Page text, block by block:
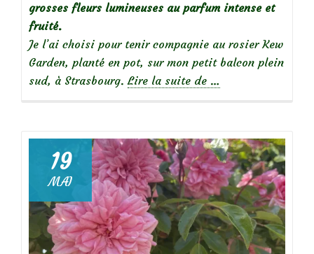
grosses fleurs lumineuses au parfum intense et
fruité.
Je l’ai choisi pour tenir compagnie au rosier Kew
Garden, planté en pot, sur mon petit balcon plein
sud, à Strasbourg. Lire la suite de à
Focus
sur
le
rosier
…
19
MAI